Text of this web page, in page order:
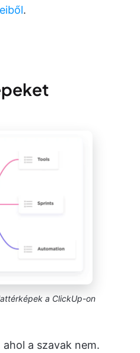
.
a ClickUp-on
a szavak nem.